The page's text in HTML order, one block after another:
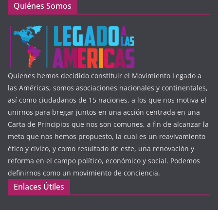
Quiénes Somos
Quienes hemos decidido constituir el Movimiento Legado a
las Américas, somos asociaciones nacionales y continentales,
así como ciudadanos de 15 naciones, a los que nos motiva el
unirnos para bregar juntos en una acción centrada en una
Carta de Principios que nos son comunes, a fin de alcanzar la
meta que nos hemos propuesto, la cual es un reavivamiento
ético y cívico, y como resultado de este, una renovación y
reforma en el campo político, económico y social. Podemos
definirnos como un movimiento de conciencia.
Enlaces Útiles